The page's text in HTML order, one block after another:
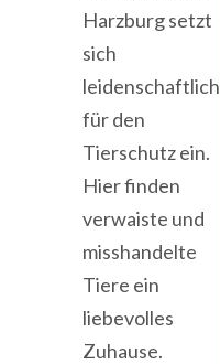
Harzburg setzt
sich
leidenschaftlich
für den
Tierschutz ein.
Hier finden
verwaiste und
misshandelte
Tiere ein
liebevolles
Zuhause.